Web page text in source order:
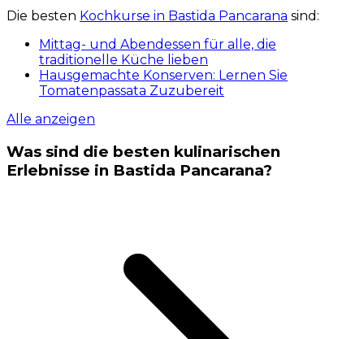
Die besten Kochkurse in Bastida Pancarana sind:
Mittag- und Abendessen für alle, die
traditionelle Küche lieben
Hausgemachte Konserven: Lernen Sie
Tomatenpassata Zuzubereit
Alle anzeigen
Was sind die besten kulinarischen
Erlebnisse in Bastida Pancarana?